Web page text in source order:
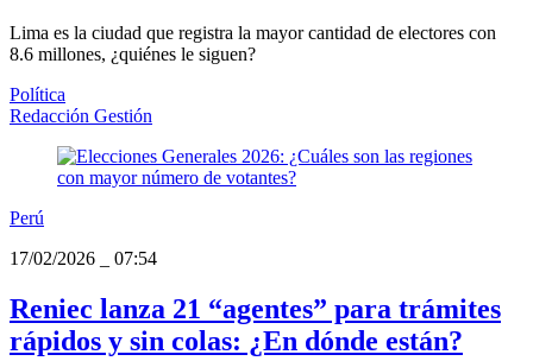
Lima es la ciudad que registra la mayor cantidad de electores con
8.6 millones, ¿quiénes le siguen?
Política
Redacción Gestión
Perú
17/02/2026
07:54
Reniec lanza 21 “agentes” para trámites
rápidos y sin colas: ¿En dónde están?